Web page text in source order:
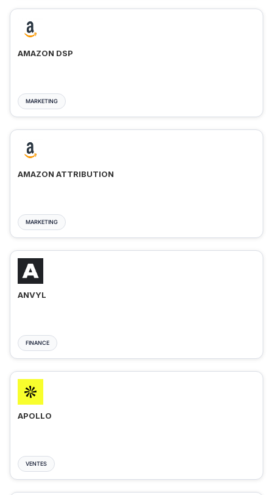
AMAZON DSP
MARKETING
AMAZON ATTRIBUTION
MARKETING
ANVYL
FINANCE
APOLLO
VENTES